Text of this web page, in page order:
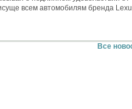
всем автомобилям бренда
Все